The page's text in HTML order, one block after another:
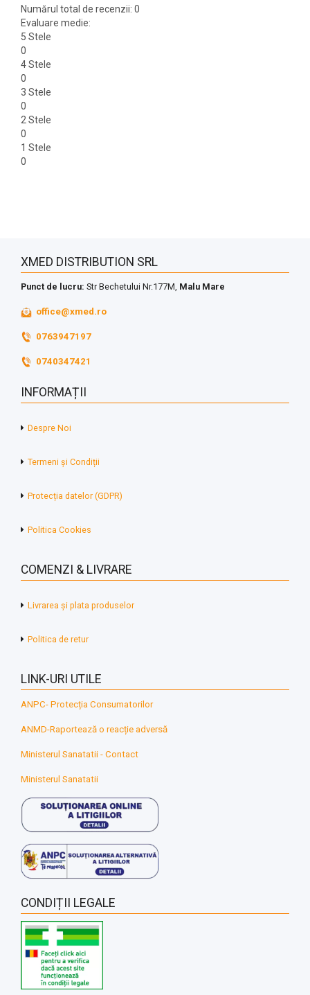
Numărul total de recenzii: 0
Evaluare medie:
5 Stele
0
4 Stele
0
3 Stele
0
2 Stele
0
1 Stele
0
XMED DISTRIBUTION SRL
Punct de lucru: Str Bechetului Nr.177M, Malu Mare
office@xmed.ro
0763947197
0740347421
INFORMAȚII
Despre Noi
Termeni și Condiții
Protecția datelor (GDPR)
Politica Cookies
COMENZI & LIVRARE
Livrarea și plata produselor
Politica de retur
LINK-URI UTILE
ANPC- Protecția Consumatorilor
ANMD-Raportează o reacție adversă
Ministerul Sanatatii - Contact
Ministerul Sanatatii
CONDIȚII LEGALE